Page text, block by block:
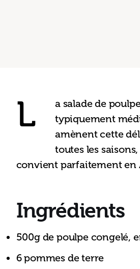
L
a salade de
typiquement
amènent cette
toutes les
convient parfaitement en
Ingrédients
500g de poulpe congelé,
6 pommes de terre